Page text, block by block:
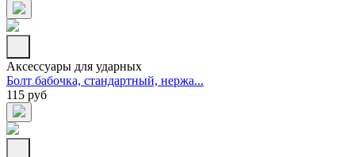
Аксессуары для ударных
Болт бабочка, стандартный, нержа...
115 руб